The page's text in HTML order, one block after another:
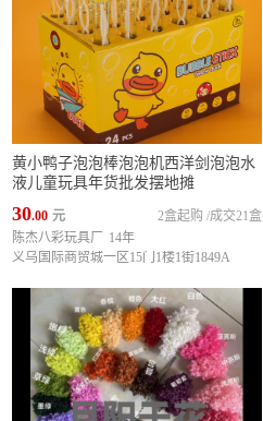
黄小鸭子泡泡棒泡泡机西洋剑泡泡水
液儿童玩具年货批发摆地摊
30.00 元 成交21盒
2盒起购 /
陈杰八彩玩具厂
14年
义乌国际商贸城一区15门1楼1街1849A